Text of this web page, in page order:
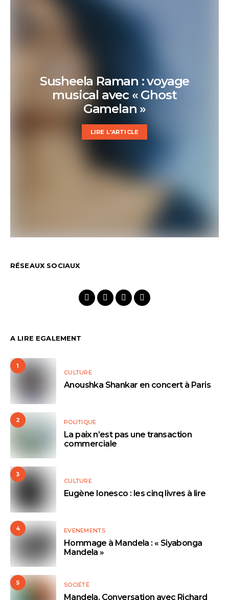
Susheela Raman : voyage
musical avec « Ghost
Gamelan »
LIRE L'ARTICLE
RÉSEAUX SOCIAUX
A LIRE EGALEMENT
1
CULTURE
Anoushka Shankar en concert à Paris
2 POLITIQUE
La paix n’est pas une transaction
commerciale
3
CULTURE
Eugène Ionesco : les cinq livres à lire
4 EVENEMENTS
Hommage à Mandela : « Siyabonga
Mandela »
5 SOCIÉTÉ
Mandela. Conversation avec Richard